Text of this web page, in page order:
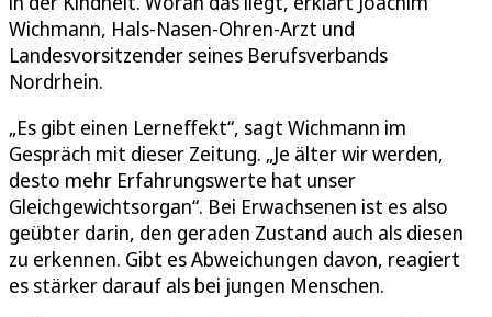
Wichmann, Hals-Nasen-Ohren-Arzt und
Landesvorsitzender seines Berufsverbands
Nordrhein.
„Es gibt einen Lerneffekt“, sagt Wichmann im
Gespräch mit dieser Zeitung. „Je älter wir werden,
desto mehr Erfahrungswerte hat unser
Gleichgewichtsorgan“. Bei Erwachsenen ist es also
geübter darin, den geraden Zustand auch als diesen
zu erkennen. Gibt es Abweichungen davon, reagiert
es stärker darauf als bei jungen Menschen.